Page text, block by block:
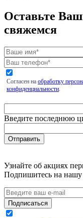
Оставьте
свяжемся
Согласен на обработку
конфиденциальности.
Введите последнюю
Узнайте об акциях
Подпишитесь на нашу
Подписаться